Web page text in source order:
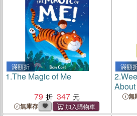
滿額折
1.The Magic of Me
79
347
無庫存
滿額
2.
and無